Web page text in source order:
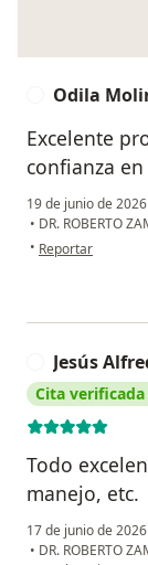
Odila
Excelente
confianza
19 de junio de 2026
• DR. ROBERTO
• en opinión del
Reportar
Jesús
Cita verificada
Todo
manejo, etc.
17 de junio de 2026
• DR. ROBERTO